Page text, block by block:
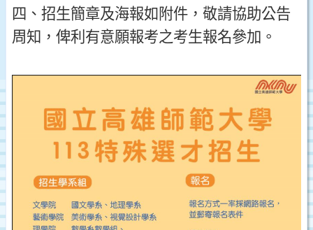
四 、 招生簡章及海報如附件 ， 敬請協助公告
周知 ， 俾利有意願報考之考生報名參加 。